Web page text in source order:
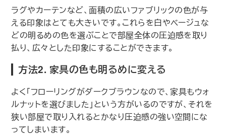
ラグやカーテンなど、面積の広いファブリックの色が与
える印象はとても大きいです。これらを白やベージュな
どの明るめの色を選ぶことで部屋全体の圧迫感を取り
払り、広々とした印象にすることができます。
方法2. 家具の色も明るめに変える
よく｢フローリングがダークブラウンなので、家具もウォ
ルナットを選びました｣という方がいるのですが、それを
狭い部屋で取り入れるとかなり圧迫感の強い空間にな
ってしまいます。